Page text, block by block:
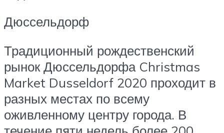
Дюссельдорф
Традиционный рождественский
рынок Дюссельдорфа Christmas
Market Dusseldorf 2020 проходит в
разных местах по всему
оживленному центру города. В